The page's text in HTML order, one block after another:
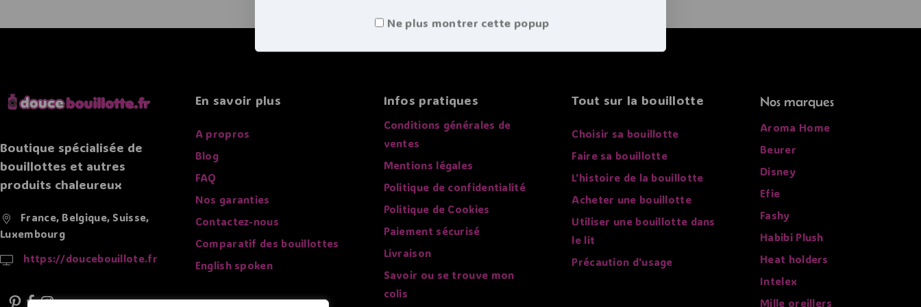
Boutique spécialisée de
bouillottes et autres
produits chaleureux
France, Belgique, Suisse,
Luxembourg
https://doucebouillote.fr
En savoir plus
A propros
Blog
FAQ
Nos garanties
Contactez-nous
Comparatif des bouillottes
English spoken
Infos pratiques
Conditions générales de
ventes
Mentions légales
Politique de confidentialité
Politique de Cookies
Paiement sécurisé
Livraison
Savoir ou se trouve mon
colis
Tout sur la bouillotte
Choisir sa bouillotte
Faire sa bouillotte
L'histoire de la bouillotte
Acheter une bouillotte
Utiliser une bouillotte dans
le lit
Précaution d'usage
Nos marques
Aroma Home
Beurer
Disney
Efie
Fashy
Habibi Plush
Heat holders
Intelex
Mille oreillers
Ne plus montrer cette popup